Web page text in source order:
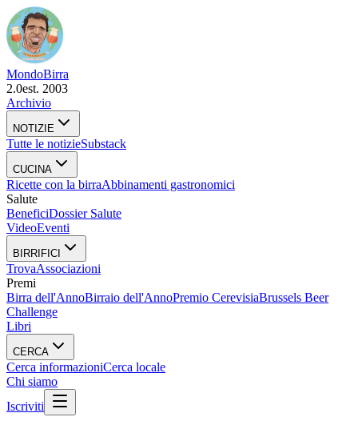
MondoBirra
2.0est. 2003
Archivio
NOTIZIE
Tutte le notizieSubstack
CUCINA
Ricette con la birraAbbinamenti gastronomici
Salute
BeneficiDossier Salute
VideoEventi
BIRRIFICI
TrovaAssociazioni
Premi
Birra dell'AnnoBirraio dell'AnnoPremio CerevisiaBrussels Beer
Challenge
Libri
CERCA
Cerca informazioniCerca locale
Chi siamo
Iscriviti